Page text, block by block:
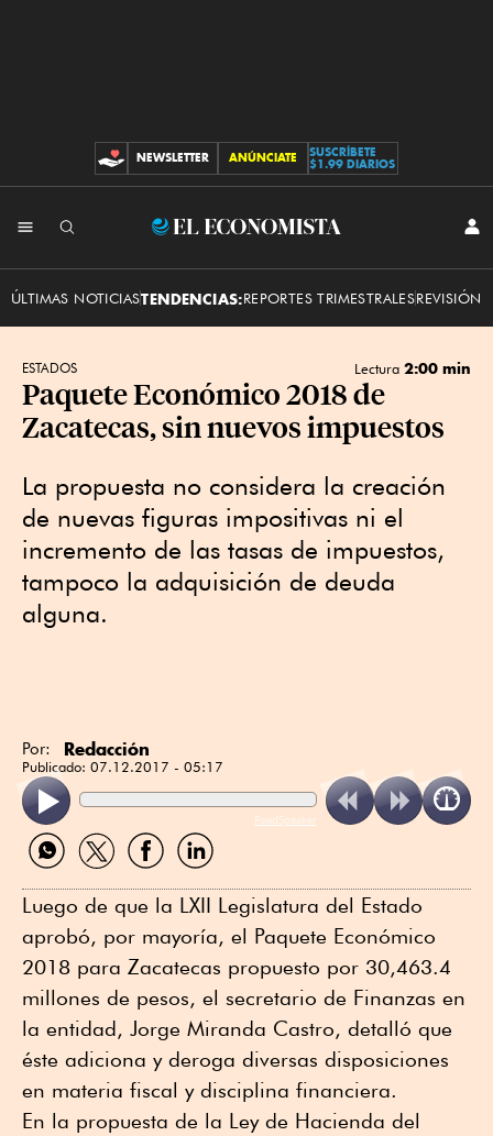
CONTRIBUCIONES
NEWSLETTER ANÚNCIATE
SUSCRÍBETE
$1.99 DIARIOS
El
ÚLTIMAS NOTICIASTENDENCIAS:REPORTES TRIMESTRALESREVISIÓN
ESTADOS Lectura 2:00 min
Paquete Económico 2018 de
Zacatecas, sin nuevos impuestos
La propuesta no considera la creación
de nuevas figuras impositivas ni el
incremento de las tasas de impuestos,
tampoco la adquisición de deuda
alguna.
Por: Redacción
Publicado: 07.12.2017 - 05:17
ReadSpeaker
Compartir
por
Compartir
por
Compartir
por
Compartir
por
Luego de que la LXII Legislatura del Estado
aprobó, por mayoría, el Paquete Económico
2018 para Zacatecas propuesto por 30,463.4
millones de pesos, el secretario de Finanzas en
la entidad, Jorge Miranda Castro, detalló que
éste adiciona y deroga diversas disposiciones
en materia fiscal y disciplina financiera.
En la propuesta de la Ley de Hacienda del